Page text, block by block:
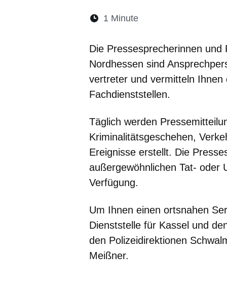
Lesedauer:
1 Minute
Die Pressesprecherinnen
Nordhessen sind
vertreter und vermitteln
Fachdienststellen.
Täglich werden
Kriminalitätsgeschehen,
Ereignisse erstellt. Die
außergewöhnlichen Tat- oder
Verfügung.
Um Ihnen einen ortsnahen
Dienststelle für Kassel und
den Polizeidirektionen
Meißner.